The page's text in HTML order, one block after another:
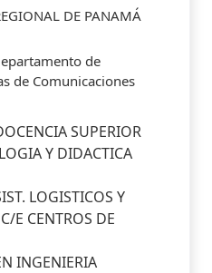
DE PANAMÁ
de
de Comunicaciones
SUPERIOR
Y DIDACTICA
LOGISTICOS Y
E CENTROS DE
INGENIERIA